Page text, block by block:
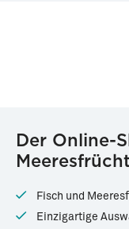
Der Online-
Fisch und
Einzigartige